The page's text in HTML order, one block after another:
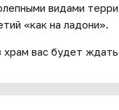
видами
«как на ладони».
вас будет